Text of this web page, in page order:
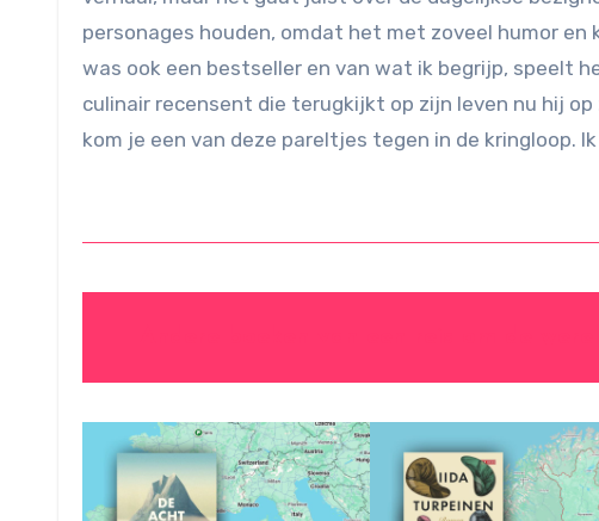
personages houden, omdat het met zoveel humor en
was ook een bestseller en van wat ik begrijp, speelt
culinair recensent die terugkijkt op zijn leven nu hij
kom je een van deze pareltjes tegen in de kringloop.